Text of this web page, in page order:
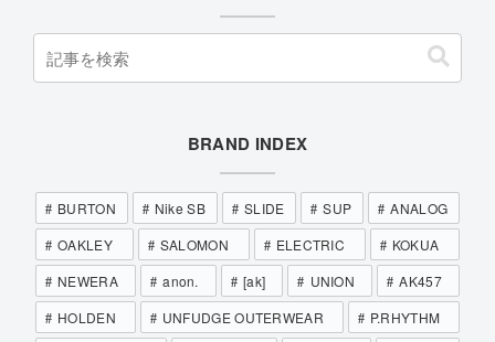
BRAND INDEX
BURTON Nike SB SLIDE SUP
ANALOG
OAKLEY
SALOMON ELECTRIC
KOKUA
NEWERA
anon. [ak] UNION
AK457
HOLDEN
UNFUDGE OUTERWEAR
P.RHYTHM